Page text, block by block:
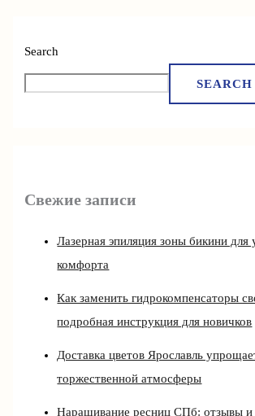
Search
SEARCH
Свежие записи
Лазерная эпиляция зоны бикини для
комфорта
Как заменить гидрокомпенсаторы
подробная инструкция для новичков
Доставка цветов Ярославль
торжественной атмосферы
Наращивание ресниц СПб: отзывы и